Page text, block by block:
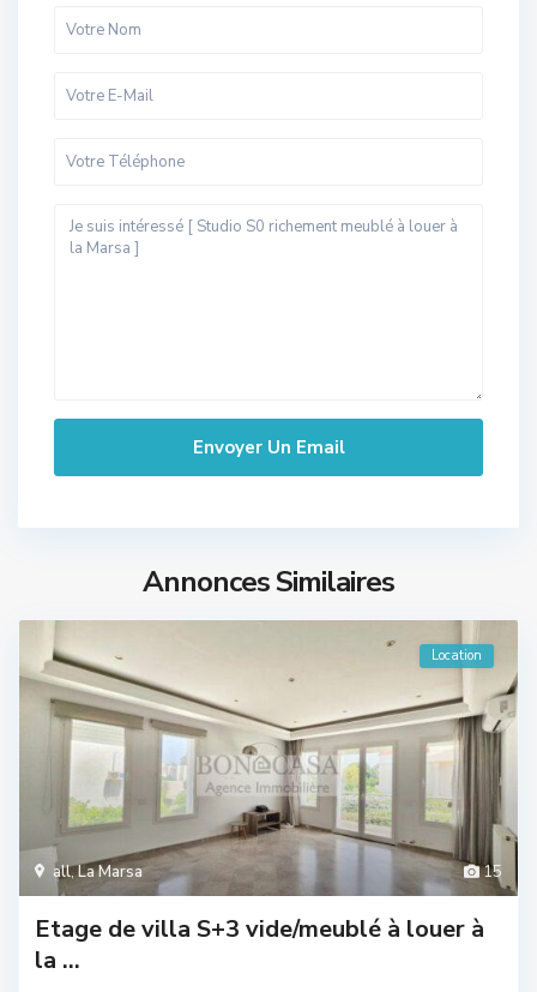
Annonces Similaires
15
all,La Marsa
Location
Etage de villa S+3 vide/meublé à louer à
la ...